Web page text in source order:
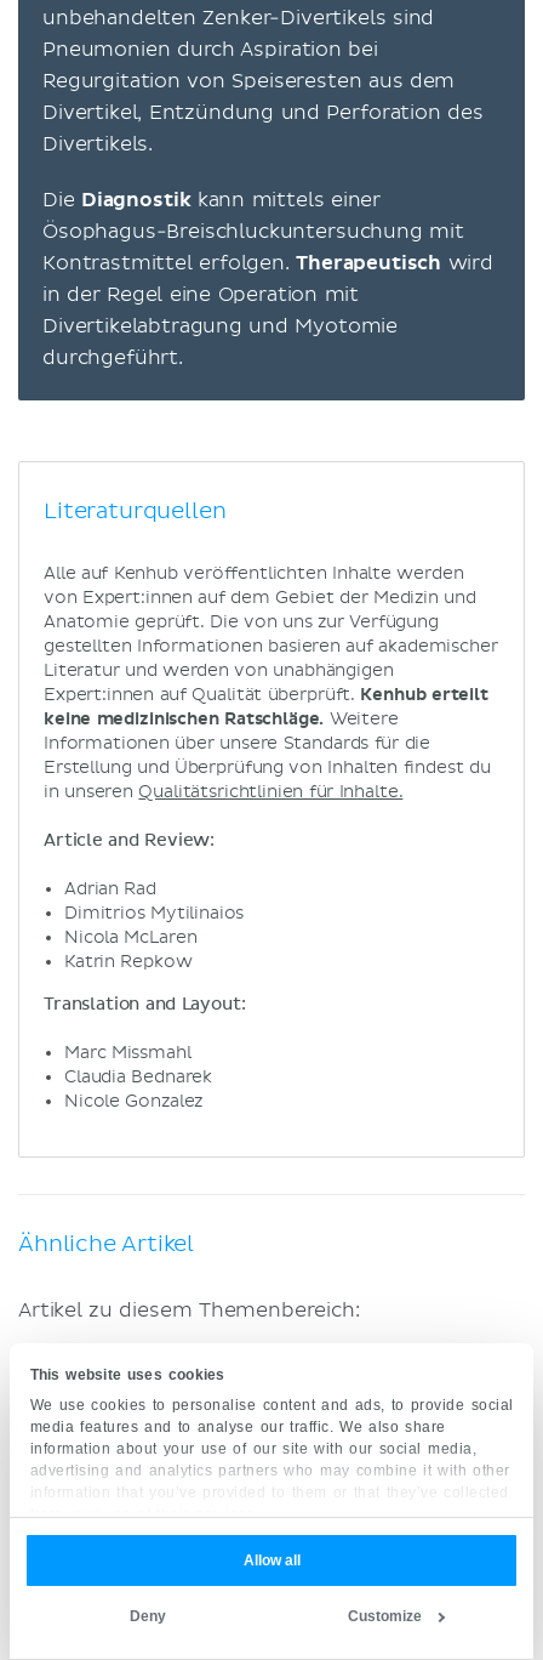
This website uses cookies
We use cookies to personalise content and ads, to provide social
media features and to analyse our traffic. We also share
information about your use of our site with our social media,
advertising and analytics partners who may combine it with other
information that you’ve provided to them or that they’ve collected
from your use of their services.
Allow all
Customize
Deny
unbehandelten Zenker-Divertikels sind
Pneumonien durch Aspiration bei
Regurgitation von Speiseresten aus dem
Divertikel, Entzündung und Perforation des
Divertikels.
Die Diagnostikkann mittels einer
Ösophagus-Breischluckuntersuchung mit
Kontrastmittel erfolgen.Therapeutisch wird
in der Regel eine Operation mit
Divertikelabtragung und Myotomie
durchgeführt.
Literaturquellen
Alle auf Kenhub veröffentlichten Inhalte werden
von Expert:innen auf dem Gebiet der Medizin und
Anatomie geprüft. Die von uns zur Verfügung
gestellten Informationen basieren auf akademischer
Literatur und werden von unabhängigen
Expert:innen auf Qualität überprüft. Kenhub erteilt
keine medizinischen Ratschläge. Weitere
Informationen über unsere Standards für die
Erstellung und Überprüfung von Inhalten findest du
in unseren Qualitätsrichtlinien für Inhalte.
Article and Review:
Adrian Rad
Dimitrios Mytilinaios
Nicola McLaren
Katrin Repkow
Translation and Layout:
Marc Missmahl
Claudia Bednarek
Nicole Gonzalez
Ähnliche Artikel
Artikel zu diesem Themenbereich:
Arteria pharyngea ascendens
Laryngopharynx
Musculus palatoglossus
Musculus palatopharyngeus
Musculus uvulae